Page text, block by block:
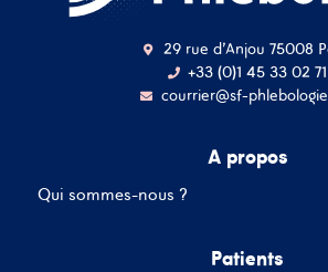
29 rue d'Anjou 75008
+33 (0)1 45 33 02 71
courrier@sf-
A propos
Qui sommes-nous ?
Patients
adresse mail